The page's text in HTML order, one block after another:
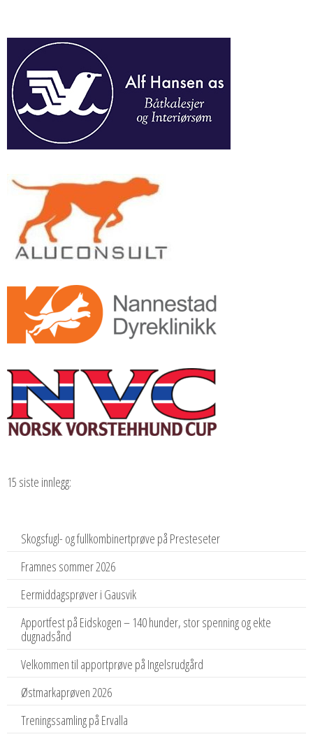
15 siste innlegg:
Skogsfugl- og fullkombinertprøve på Presteseter
Framnes sommer 2026
Eermiddagsprøver i Gausvik
Apportfest på Eidskogen – 140 hunder, stor spenning og ekte
dugnadsånd
Velkommen til apportprøve på Ingelsrudgård
Østmarkaprøven 2026
Treningssamling på Ervalla